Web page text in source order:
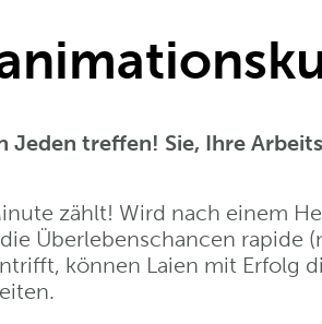
Jeden treffen! Sie, Ihre
zählt! Wird nach einem
Überlebenschancen rapide
können Laien mit Erfolg